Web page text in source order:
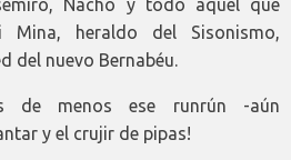
Nacho y todo aquel que
Mina, heraldo del Sisonismo,
del nuevo Bernabéu.
de menos ese runrún -aún
y el crujir de pipas!